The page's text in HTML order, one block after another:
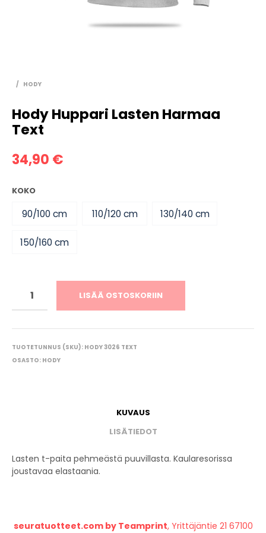
/ HODY
Hody Huppari Lasten Harmaa
Text
34,90 €
KOKO
90/100 cm 110/120 cm 130/140 cm
150/160 cm
LISÄÄ OSTOSKORIIN
TUOTETUNNUS (SKU): HODY 3026 TEXT
OSASTO: HODY
KUVAUS
LISÄTIEDOT
Lasten t-paita pehmeästä puuvillasta. Kaularesorissa
joustavaa elastaania.
seuratuotteet.com by Teamprint, Yrittäjäntie 21 67100